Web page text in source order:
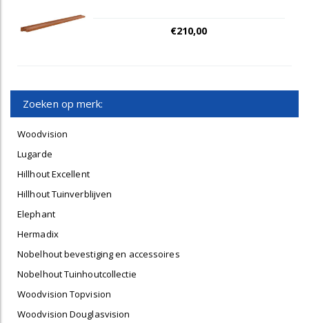
€210,00
Zoeken op merk:
Woodvision
Lugarde
Hillhout Excellent
Hillhout Tuinverblijven
Elephant
Hermadix
Nobelhout bevestiging en accessoires
Nobelhout Tuinhoutcollectie
Woodvision Topvision
Woodvision Douglasvision